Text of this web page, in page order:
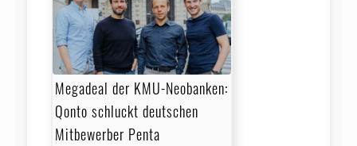
Megadeal der KMU-Neobanken:
Qonto schluckt deutschen
Mitbewerber Penta